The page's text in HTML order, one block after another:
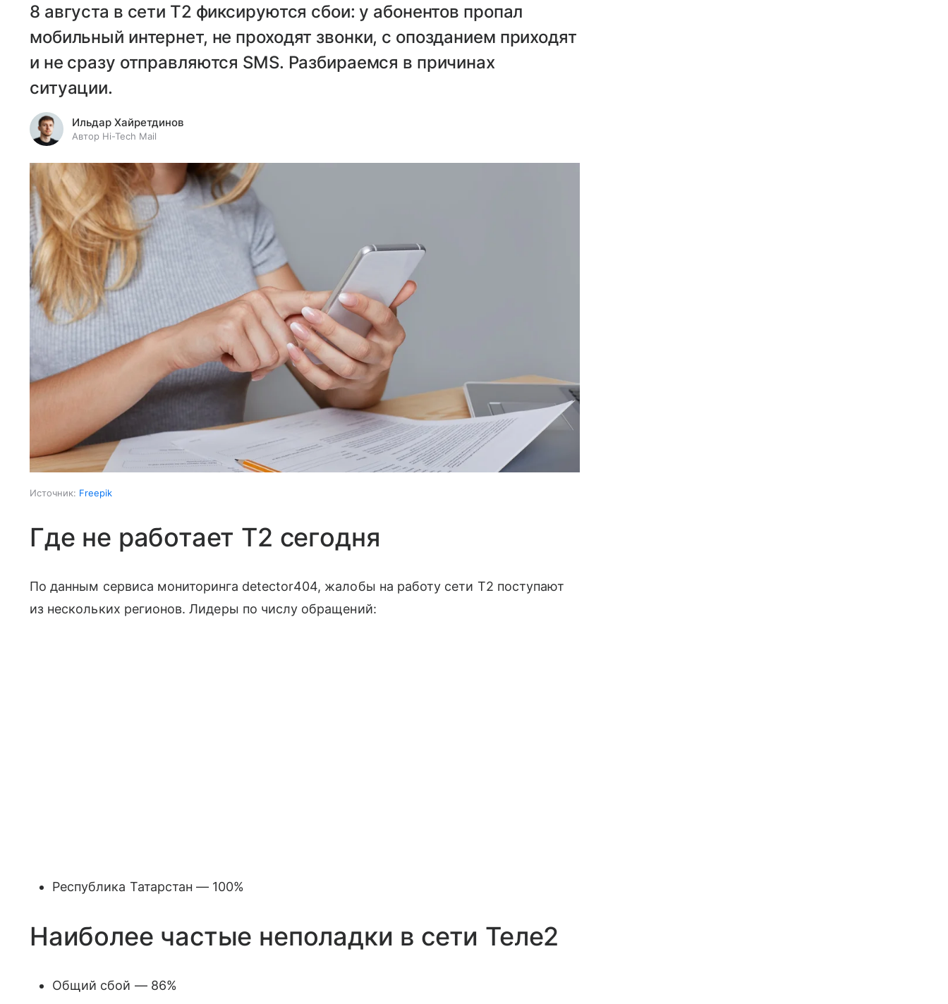
8 августа в сети T2 фиксируются сбои: у абонентов пропал
мобильный интернет, не проходят звонки, с опозданием приходят
и не сразу отправляются SMS. Разбираемся в причинах
ситуации.
Ильдар Хайретдинов
Автор Hi-Tech Mail
Источник: Freepik
Где не работает T2 сегодня
По данным сервиса мониторинга detector404, жалобы на работу сети T2 поступают
из нескольких регионов. Лидеры по числу обращений:
Республика Татарстан — 100%
Наиболее частые неполадки в сети Теле2
Общий сбой — 86%